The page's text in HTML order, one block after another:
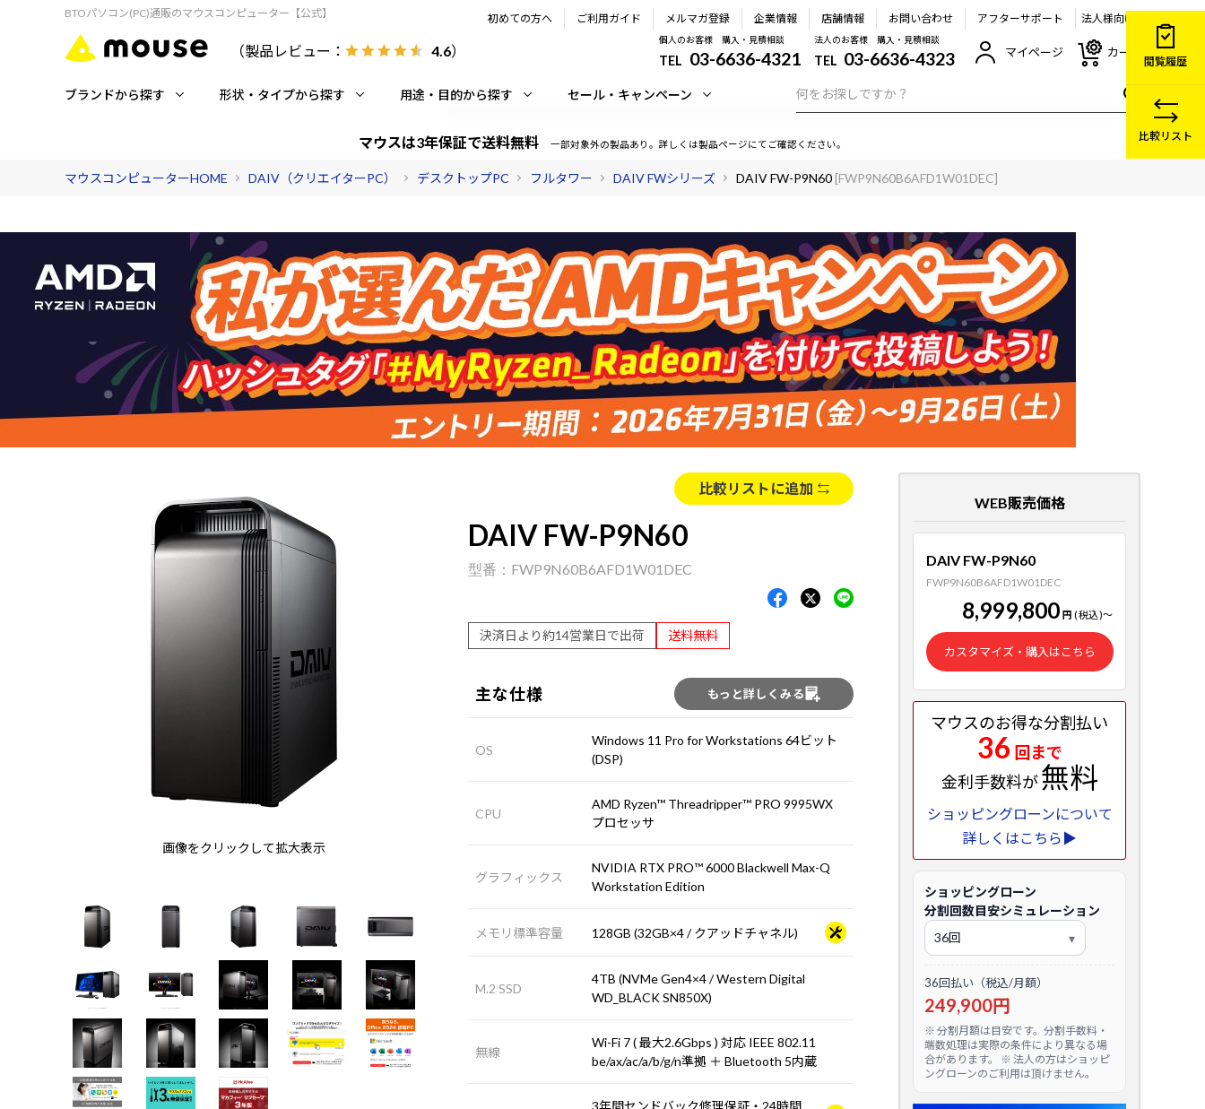
BTOパソコン(PC)通販のマウスコンピューター【公式】
（製品レビュー： 4.6）
初めての方へ ご利用ガイド メルマガ登録 企業情報 店舗情報 お問い合わせ アフターサポート 法人様向け
個人のお客様 購入・見積相談
TEL 03-6636-4321
法人のお客様 購入・見積相談
TEL 03-6636-4323 マイページ カート
ブランドから探す 形状・タイプから探す 用途・目的から探す セール・キャンペーン
マウスは3年保証で送料無料 一部対象外の製品あり。詳しくは製品ページにてご確認ください。
マウスコンピューターHOME DAIV（クリエイターPC） デスクトップPC フルタワー DAIV FWシリーズ DAIV FW-P9N60 [FWP9N60B6AFD1W01DEC]
画像をクリックして拡大表示
比較リストに追加
DAIV FW-P9N60
FWP9N60B6AFD1W01DEC
決済日より約14営業日で出荷 送料無料
主な仕様 もっと詳しくみる
OS
Windows 11 Pro for Workstations 64ビット
(DSP)
CPU
AMD Ryzen™ Threadripper™ PRO 9995WX
プロセッサ
グラフィックス
NVIDIA RTX PRO™ 6000 Blackwell Max-Q
Workstation Edition
メモリ標準容量 128GB (32GB×4 / クアッドチャネル)
M.2 SSD
4TB (NVMe Gen4×4 / Western Digital
WD_BLACK SN850X)
無線
Wi-Fi 7 ( 最大2.6Gbps ) 対応 IEEE 802.11
be/ax/ac/a/b/g/n準拠 ＋ Bluetooth 5内蔵
3年間センドバック修理保証・24時間
WEB販売価格
DAIV FW-P9N60
FWP9N60B6AFD1W01DEC
8,999,800 円 (税込)～
カスタマイズ・購入はこちら
マウスのお得な分割払い
36 回まで
金利手数料が無料
ショッピングローンについて
詳しくはこちら▶
ショッピングローン
分割回数目安シミュレーション
36回払い（税込/月額）
249,900円
※ 分割月額は目安です。分割手数料・
端数処理は実際の条件により異なる場
合があります。 ※ 法人の方はショッピ
ングローンのご利用は頂けません。
閲覧履歴
比較リスト